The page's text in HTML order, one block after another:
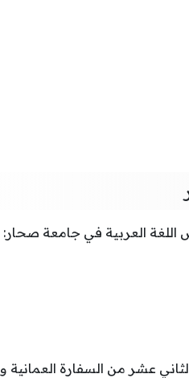
اللغة العربية في جامعة صحار:
عشر من السفارة العمانية